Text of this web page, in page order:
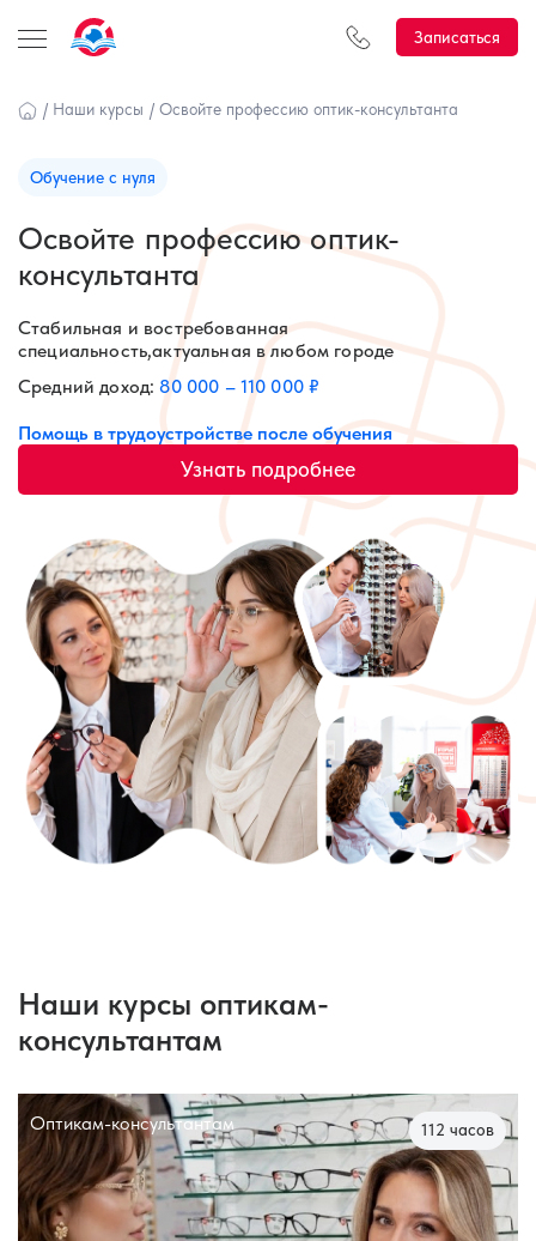
Записаться
/ Наши курсы / Освойте профессию оптик-консультанта
Обучение с нуля
Освойте профессию оптик-
консультанта
Стабильная и востребованная
специальность,актуальная в любом городе
Средний доход:80 000 – 110 000 ₽
Узнать подробнее
Помощь в трудоустройстве после обучения
Наши курсы оптикам-
консультантам
Оптикам-консультантам 112 часов